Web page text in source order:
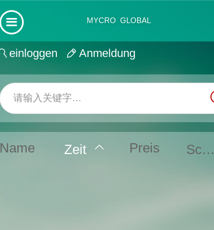
MYCRO GLOBAL
einloggen Anmeldung
请输入关键字…
Name Zeit Preis Screening